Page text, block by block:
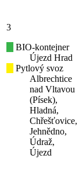
3
BIO-kontejner
Újezd Hrad
Pytlový svoz
Albrechtice
nad Vltavou
(Písek),
Hladná,
Chřešťovice,
Jehnědno,
Údraž,
Újezd